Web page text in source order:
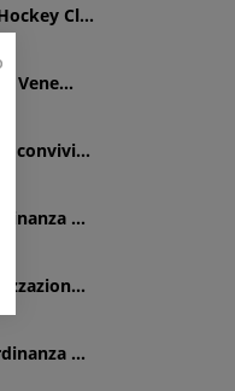
Cl...
Vene...
convivi...
...
...